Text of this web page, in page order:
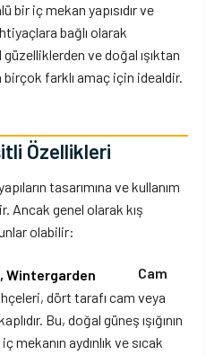
bir iç mekan yapısıdır ve
bağlı olarak
ve doğal ışıktan
birçok farklı amaç için idealdir.
Özellikleri
tasarımına ve kullanım
Ancak genel olarak kış
olabilir:
Cam
dört tarafı cam veya
Bu, doğal güneş ışığının
aydınlık ve sıcak